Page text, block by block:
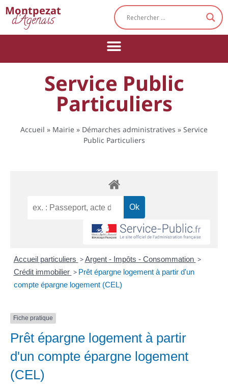
Montpezat
d'Agenais
Service Public
Particuliers
Accueil » Mairie » Démarches administratives » Service
Public Particuliers
Accueil particuliers > Argent - Impôts - Consommation >
Crédit immobilier > Prêt épargne logement à partir d'un
compte épargne logement (CEL)
Fiche pratique
Prêt épargne logement à partir
d'un compte épargne logement
(CEL)
Cookies management panel